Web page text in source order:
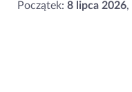
Początek: 8 lipca 2026,